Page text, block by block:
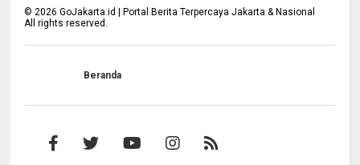
©2026 GoJakarta.id | Portal Berita Terpercaya Jakarta & Nasional
All rights reserved.
Beranda